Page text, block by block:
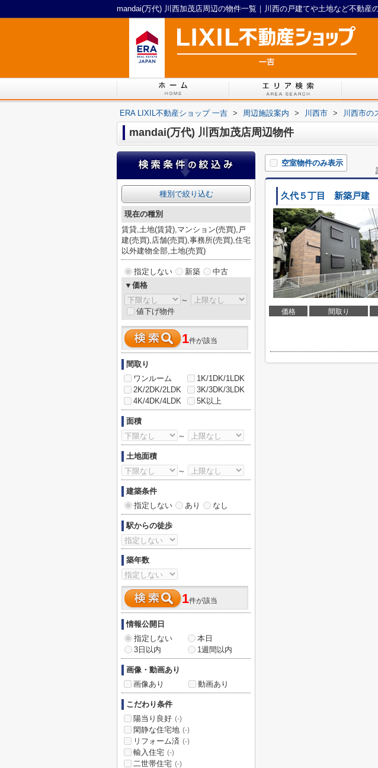
ERA LIXIL不動産ショップ 一吉 > 周辺施設案内 > 川西市 > 川西市の
mandai(万代) 川西加茂店周辺物件
空室物件のみ表示
久代５丁目 新築戸建
価格 間取り
種別で絞り込む
現在の種別
賃貸,土地(賃貸),マンション(売買),戸
建(売買),店舗(売買),事務所(売買),住宅
以外建物全部,土地(売買)
指定しない 新築
中古
▼価格
～
値下げ物件
1件が該当
間取り
ワンルーム
1K/1DK/1LDK
2K/2DK/2LDK
3K/3DK/3LDK
4K/4DK/4LDK
5K以上
面積
～
土地面積
～
建築条件
指定しない
あり なし
駅からの徒歩
築年数
1件が該当
情報公開日
指定しない
本日
3日以内
1週間以内
画像・動画あり
画像あり
動画あり
こだわり条件
陽当り良好 (-)
閑静な住宅地 (-)
リフォーム済 (-)
輸入住宅 (-)
二世帯住宅 (-)